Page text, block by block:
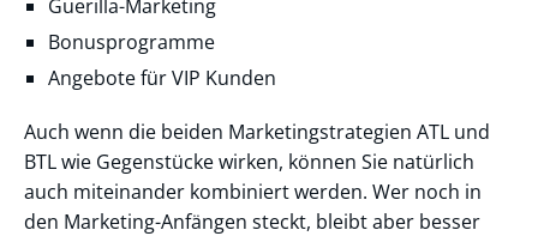
Guerilla-Marketing
Bonusprogramme
Angebote für VIP Kunden
Auch wenn die beiden Marketingstrategien ATL und
BTL wie Gegenstücke wirken, können Sie natürlich
auch miteinander kombiniert werden. Wer noch in
den Marketing-Anfängen steckt, bleibt aber besser